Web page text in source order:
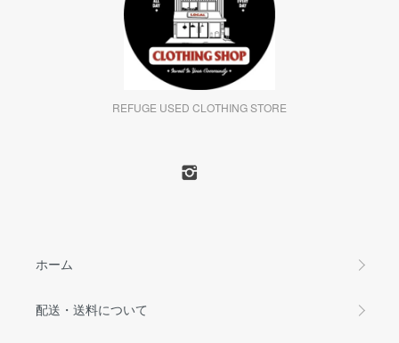
REFUGE USED CLOTHING STORE
ホーム
配送・送料について